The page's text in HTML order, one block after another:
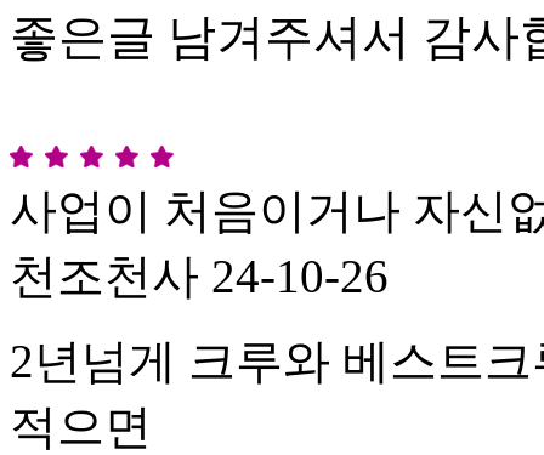
좋은글 남겨주셔서 감사
사업이 처음이거나 자신
천조천사 24-10-26
2년넘게 크루와 베스트
적으면